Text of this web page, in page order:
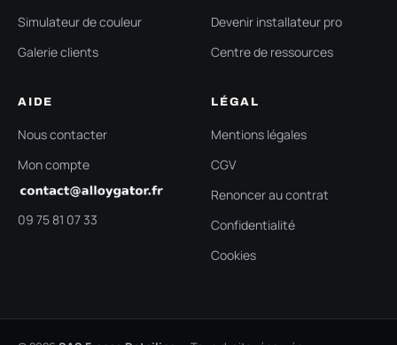
Simulateur de couleur
Galerie clients
Devenir installateur pro
Centre de ressources
AIDE
Nous contacter
Mon compte
09 75 81 07 33
LÉGAL
Mentions légales
CGV
Renoncer au contrat
Confidentialité
Cookies